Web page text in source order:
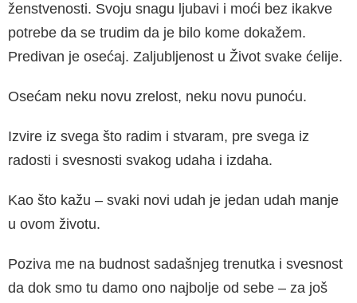
ženstvenosti. Svoju snagu ljubavi i moći bez ikakve
potrebe da se trudim da je bilo kome dokažem.
Predivan je osećaj. Zaljubljenost u Život svake ćelije.
Osećam neku novu zrelost, neku novu punoću.
Izvire iz svega što radim i stvaram, pre svega iz
radosti i svesnosti svakog udaha i izdaha.
Kao što kažu – svaki novi udah je jedan udah manje
u ovom životu.
Poziva me na budnost sadašnjeg trenutka i svesnost
da dok smo tu damo ono najbolje od sebe – za još